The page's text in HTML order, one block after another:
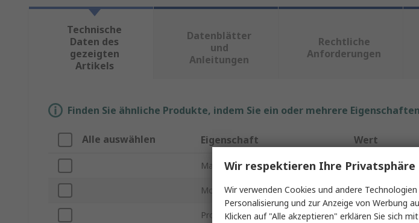
Technische
Daten des
gezeigten
Artikels
Datenblätter
und
Anleitungen
Rechtliche
Anforderungen
Finden Sie ähnliche Produkte, indem Sie ein oder mehrere
Alle auswählen Eigenschaft Wert
Marke Cherry
Modellnummer GENTIX
Produkt Typ Maus
Wir respektieren Ihre Privatsphäre
Wir verwenden Cookies und andere
Personalisierung und zur Anzeige von Werbung
Klicken auf "Alle akzeptieren" erklären Sie sich